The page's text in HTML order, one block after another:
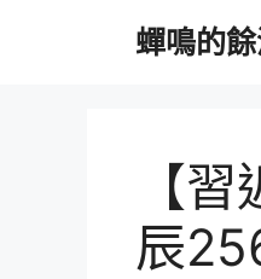
蟬鳴的
【
辰